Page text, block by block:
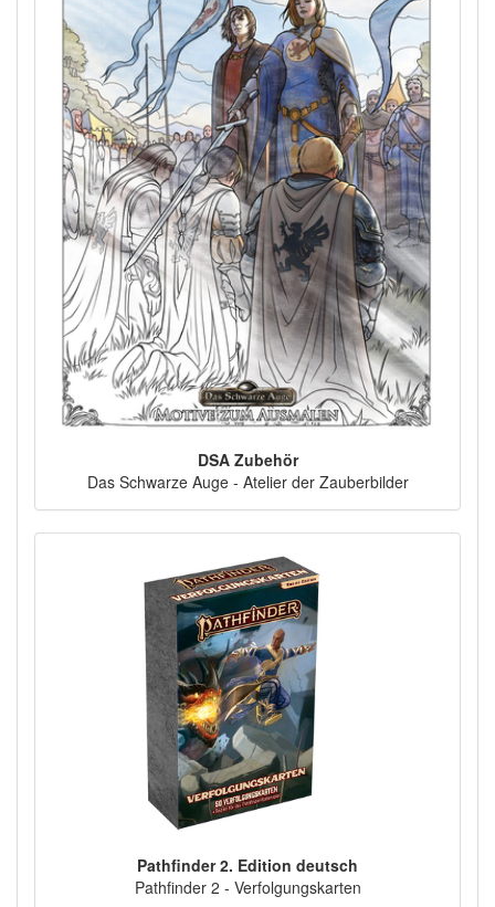
DSA Zubehör
Das Schwarze Auge - Atelier der Zauberbilder
Pathfinder 2. Edition deutsch
Pathfinder 2 - Verfolgungskarten